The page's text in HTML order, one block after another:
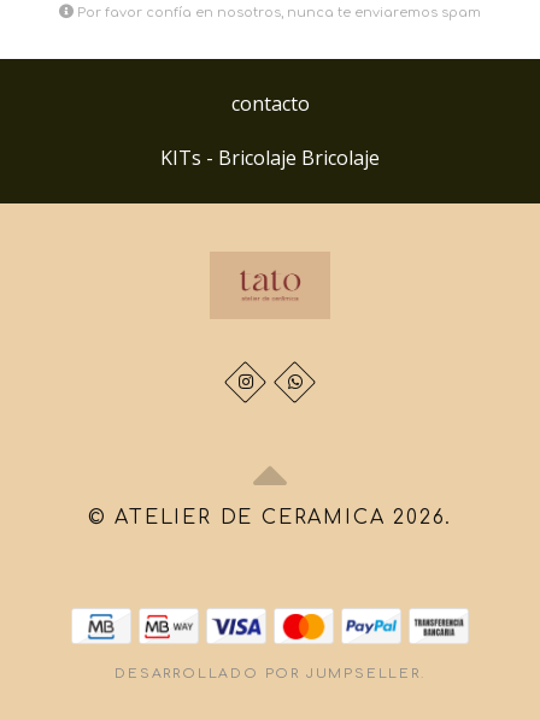
Por favor confía en nosotros, nunca te enviaremos spam
contacto
KITs - Bricolaje Bricolaje
© ATELIER DE CERAMICA 2026.
DESARROLLADO POR JUMPSELLER .